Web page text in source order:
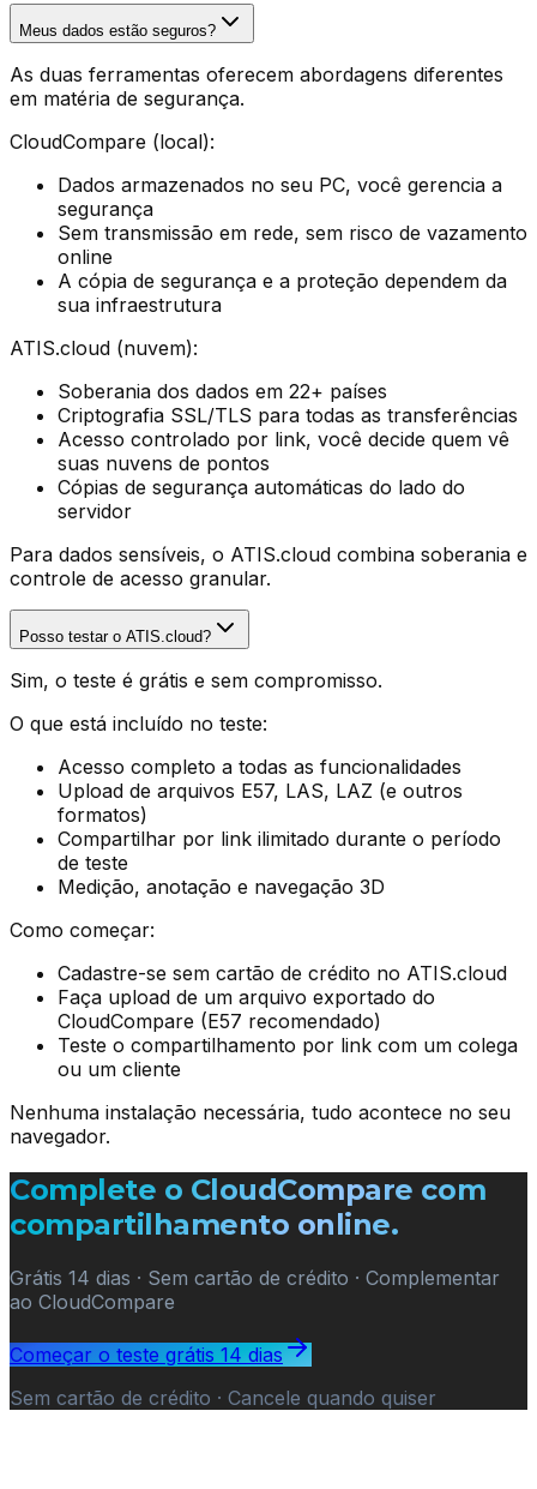
Meus dados estão seguros?
As duas ferramentas oferecem abordagens diferentes
em matéria de segurança.
CloudCompare (local):
Dados armazenados no seu PC, você gerencia a
segurança
Sem transmissão em rede, sem risco de vazamento
online
A cópia de segurança e a proteção dependem da
sua infraestrutura
ATIS.cloud (nuvem):
Soberania dos dados em 22+ países
Criptografia SSL/TLS para todas as transferências
Acesso controlado por link, você decide quem vê
suas nuvens de pontos
Cópias de segurança automáticas do lado do
servidor
Para dados sensíveis, o ATIS.cloud combina soberania e
controle de acesso granular.
Posso testar o ATIS.cloud?
Sim, o teste é grátis e sem compromisso.
O que está incluído no teste:
Acesso completo a todas as funcionalidades
Upload de arquivos E57, LAS, LAZ (e outros
formatos)
Compartilhar por link ilimitado durante o período
de teste
Medição, anotação e navegação 3D
Como começar:
Cadastre-se sem cartão de crédito no ATIS.cloud
Faça upload de um arquivo exportado do
CloudCompare (E57 recomendado)
Teste o compartilhamento por link com um colega
ou um cliente
Nenhuma instalação necessária, tudo acontece no seu
navegador.
Complete o CloudCompare com
compartilhamento online.
Grátis 14 dias · Sem cartão de crédito · Complementar
ao CloudCompare
Começar o teste grátis 14 dias
Sem cartão de crédito · Cancele quando quiser